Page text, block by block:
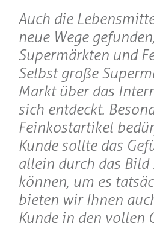
Auch die
neue Wege
Supermärkten und
Selbst große
Markt über das
sich entdeckt.
Feinkostartikel
Kunde sollte das
allein durch das Bild
können, um es
bieten wir Ihnen
Kunde in den vollen